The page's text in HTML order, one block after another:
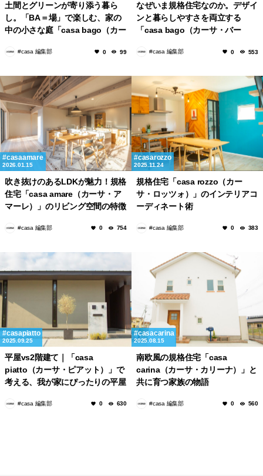
土間とグリーンが寄り添う暮ら
し。「BA＝場」で楽しむ、家の
中の小さな庭「casa bago（カー
#casa 編集部 0 99
なぜいま規格住宅なのか。デザイ
ンと暮らしやすさを両立する
「casa bago（カーサ・バー
#casa 編集部 0 553
casaamare
2026.01.15
吹き抜けのあるLDKが魅力！規格
住宅「casa amare（カーサ・ア
マーレ）」のリビング空間の特徴
#casa 編集部 0 754
casarozzo
2025.11.24
規格住宅「casa rozzo（カー
サ・ロッツォ）」のインテリアコ
ーディネート術
#casa 編集部 0 383
casapiatto
2025.09.25
平屋vs2階建て｜「casa
piatto（カーサ・ピアット）」で
考える、我が家にぴったりの平屋
#casa 編集部 0 630
casacarina
2025.08.15
南欧風の規格住宅「casa
carina（カーサ・カリーナ）」と
共に育つ家族の物語
#casa 編集部 0 560